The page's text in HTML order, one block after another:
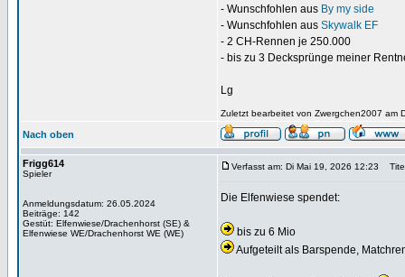
- Wunschfohlen aus By my side
- Wunschfohlen aus Skywalk EF
- 2 CH-Rennen je 250.000
- bis zu 3 Decksprünge meiner
Lg
Zuletzt bearbeitet von Zwergchen2007 am
Nach oben
Frigg614
Spieler
Anmeldungsdatum: 26.05.2024
Beiträge: 142
Gestüt: Elfenwiese/Drachenhorst (SE) &
Elfenwiese WE/Drachenhorst WE (WE)
Verfasst am: Di Mai 19, 2026 12:23
Die Elfenwiese spendet:
bis zu 6 Mio
Aufgeteilt als Barspende,